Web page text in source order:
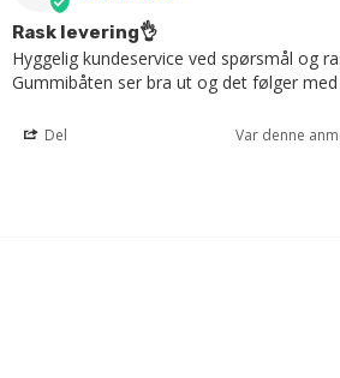
Rask levering👌
Hyggelig kundeservice ved spørsmål og
Gummibåten ser bra ut og det følger med
Del Var denne